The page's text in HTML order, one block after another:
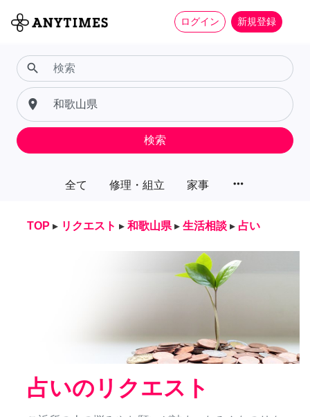
ログイン 新規登録
全て 修理・組立 家事 more_horiz
search
place
検索
TOP ▸ リクエスト ▸ 和歌山県 ▸ 生活相談 ▸ 占い
占いのリクエスト